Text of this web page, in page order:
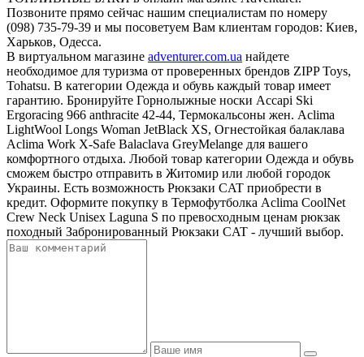
Позвоните прямо сейчас нашим специалистам по номеру
(098) 735-79-39 и мы посоветуем Вам клиентам городов: Киев,
Харьков, Одесса.
В виртуальном магазине adventurer.com.ua найдете
необходимое для туризма от проверенных брендов ZIPP Toys,
Tohatsu. В категории Одежда и обувь каждый товар имеет
гарантию. Бронируйте Горнолыжные носки Accapi Ski
Ergoracing 966 anthracite 42-44, Термокальсоны жен. Aclima
LightWool Longs Woman JetBlack XS, Огнестойкая балаклава
Aclima Work X-Safe Balaclava GreyMelange для вашего
комфортного отдыха. Любой товар категории Одежда и обувь
сможем быстро отправить в Житомир или любой городок
Украины. Есть возможность Рюкзаки CAT приобрести в
кредит. Оформите покупку в Термофутболка Aclima CoolNet
Crew Neck Unisex Laguna S по превосходным ценам рюкзак
походный Забронированный Рюкзаки CAT - лучший выбор.